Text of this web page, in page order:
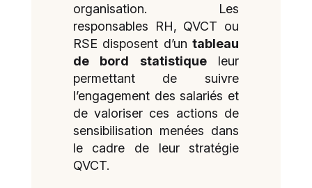
organisation. Les
responsables RH, QVCT ou
RSE disposent d’un tableau
de bord statistique
leur
permettant de suivre
l’engagement des salariés et
de valoriser ces actions de
sensibilisation menées dans
le cadre de leur stratégie
QVCT.